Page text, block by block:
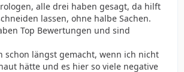
alle drei haben gesagt, da hilft
lassen, ohne halbe Sachen.
Top Bewertungen und sind
schon längst gemacht, wenn ich nicht
hätte und es hier so viele negative